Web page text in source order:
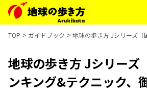
TOP ガイドブック 地球の歩き方 Jシリーズ（
地球の歩き方 Jシリーズ
ンキング&テクニック、